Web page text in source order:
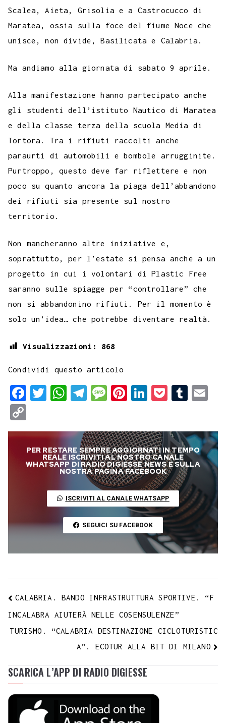
Scalea, Aieta, Grisolia e a Castrocucco di
Maratea, ossia sulla foce del fiume Noce che
unisce, non divide, Basilicata e Calabria.
Ma andiamo alla giornata di sabato 9 aprile.
Alla manifestazione hanno partecipato anche
gli studenti dell’istituto Nautico di Maratea
e della classe terza della scuola Media di
Tortora. Tra i rifiuti raccolti anche
paraurti di automobili e bombole arrugginite.
Purtroppo, questo deve far riflettere e non
poco su quanto ancora la piaga dell’abbandono
dei rifiuti sia presente sul nostro
territorio.
Non mancheranno altre iniziative e,
soprattutto, per l’estate si pensa anche a un
progetto in cui i volontari di Plastic Free
saranno sulle spiagge per “controllare” che
non si abbandonino rifiuti. Per il momento è
solo un’idea… che potrebbe diventare realtà.
Visualizzazioni: 868
Condividi questo articolo
F
e
b
T
t
t
r
W
t
s
A
p
p
T
e
g
r
a
m
M
s
a
g
e
P
t
e
r
e
s
t
L
k
e
d
I
n
k
e
t
T
b
l
r
i
l
o
p
y
k
PER RESTARE SEMPRE AGGIORNATI IN TEMPO
REALE ISCRIVITI AL NOSTRO CANALE
WHATSAPP DI RADIO DIGIESSE NEWS E SULLA
NOSTRA PAGINA FACEBOOK
ISCRIVITI AL CANALE WHATSAPP
SEGUICI SU FACEBOOK
CALABRIA. BANDO INFRASTRUTTURA SPORTIVE. “F
INCALABRA AIUTERÀ NELLE COSENSULENZE”
TURISMO. “CALABRIA DESTINAZIONE CICLOTURISTIC
A”. ECOTUR ALLA BIT DI MILANO
SCARICA L’APP DI RADIO DIGIESSE